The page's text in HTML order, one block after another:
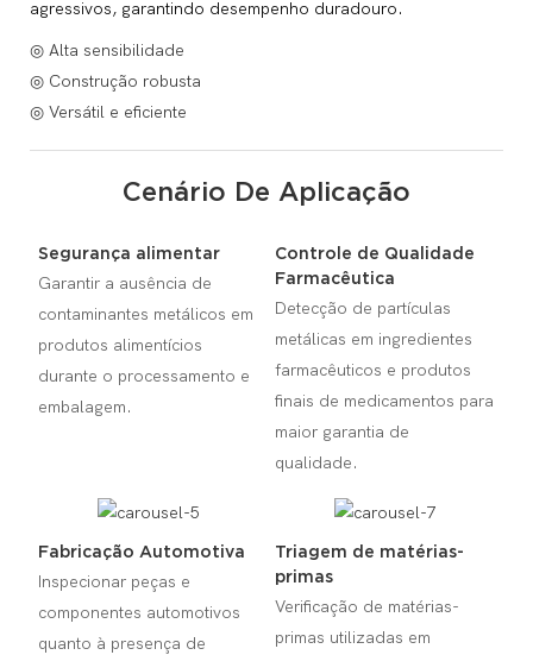
agressivos, garantindo desempenho duradouro.
◎ Alta sensibilidade
◎ Construção robusta
◎ Versátil e eficiente
Cenário De Aplicação
Segurança alimentar
Garantir a ausência de
contaminantes metálicos em
produtos alimentícios
durante o processamento e
embalagem.
Controle de Qualidade
Farmacêutica
Detecção de partículas
metálicas em ingredientes
farmacêuticos e produtos
finais de medicamentos para
maior garantia de
qualidade.
Fabricação Automotiva
Inspecionar peças e
componentes automotivos
quanto à presença de
Triagem de matérias-
primas
Verificação de matérias-
primas utilizadas em